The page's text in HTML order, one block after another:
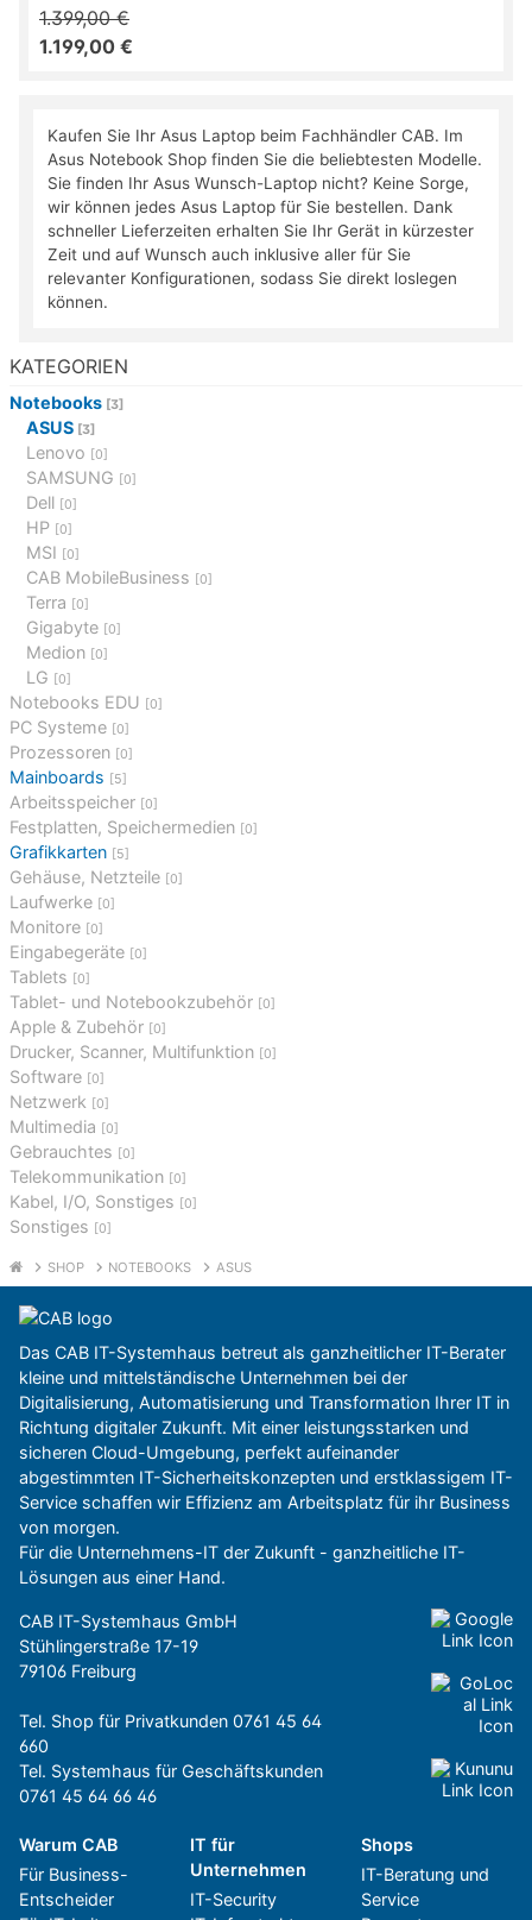
KATEGORIEN
Notebooks [3]
ASUS [3]
Lenovo [0]
SAMSUNG [0]
Dell [0]
HP [0]
MSI [0]
CAB MobileBusiness [0]
Terra [0]
Gigabyte [0]
Medion [0]
LG [0]
Notebooks EDU [0]
PC Systeme [0]
Prozessoren [0]
Mainboards [5]
Arbeitsspeicher [0]
Festplatten, Speichermedien [0]
Grafikkarten [5]
Gehäuse, Netzteile [0]
Laufwerke [0]
Monitore [0]
Eingabegeräte [0]
Tablets [0]
Tablet- und Notebookzubehör [0]
Apple & Zubehör [0]
Drucker, Scanner, Multifunktion [0]
Software [0]
Netzwerk [0]
Multimedia [0]
Gebrauchtes [0]
Telekommunikation [0]
Kabel, I/O, Sonstiges [0]
Sonstiges [0]
1.399,00 €
1.199,00 €
Kaufen Sie Ihr Asus Laptop beim Fachhändler CAB. Im
Asus Notebook Shop finden Sie die beliebtesten Modelle.
Sie finden Ihr Asus Wunsch-Laptop nicht? Keine Sorge,
wir können jedes Asus Laptop für Sie bestellen. Dank
schneller Lieferzeiten erhalten Sie Ihr Gerät in kürzester
Zeit und auf Wunsch auch inklusive aller für Sie
relevanter Konfigurationen, sodass Sie direkt loslegen
können.
SHOP NOTEBOOKS ASUS
Das CAB IT-Systemhaus betreut als ganzheitlicher IT-Berater
kleine und mittelständische Unternehmen bei der
Digitalisierung, Automatisierung und Transformation Ihrer IT in
Richtung digitaler Zukunft. Mit einer leistungsstarken und
sicheren Cloud-Umgebung, perfekt aufeinander
abgestimmten IT-Sicherheitskonzepten und erstklassigem IT-
Service schaffen wir Effizienz am Arbeitsplatz für ihr Business
von morgen.
Für die Unternehmens-IT der Zukunft - ganzheitliche IT-
Lösungen aus einer Hand.
CAB IT-Systemhaus GmbH
Stühlingerstraße 17-19
79106 Freiburg
Tel. Shop für Privatkunden 0761 45 64
660
Tel. Systemhaus für Geschäftskunden
0761 45 64 66 46
Warum CAB
Für Business-
Entscheider
IT für
Unternehmen
IT-Security
Shops
IT-Beratung und
Service